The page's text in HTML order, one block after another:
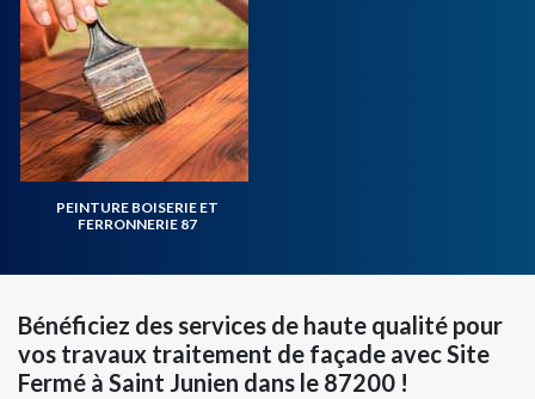
PEINTURE BOISERIE ET
FERRONNERIE 87
Bénéficiez des services de haute qualité pour
vos travaux traitement de façade avec Site
Fermé à Saint Junien dans le 87200 !